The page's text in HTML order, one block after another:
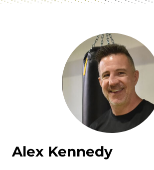
Alex Kennedy